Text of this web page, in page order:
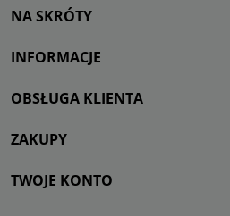
NA SKRÓTY
INFORMACJE
OBSŁUGA KLIENTA
ZAKUPY
TWOJE KONTO